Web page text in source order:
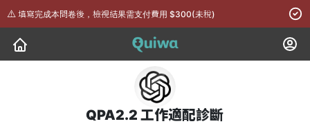
⚠️ 填寫完成本問卷後，檢視結果需支付費用 $300(未稅)
QPA2.2 工作適配診斷